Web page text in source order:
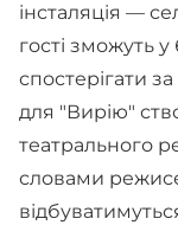
інсталяція —
гості зможуть
спостерігати
для "Вирію"
театрального
словами